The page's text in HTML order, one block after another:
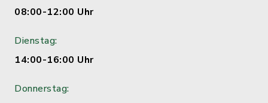
08:00-12:00 Uhr
Dienstag:
14:00-16:00 Uhr
Donnerstag: